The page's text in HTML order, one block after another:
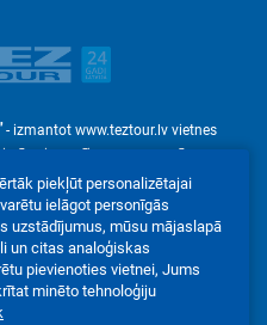
- izmantot www.teztour.lv vietnes
pēc pieprasījuma – ar uzņēmuma
"TEZ TOUR".
iela 2, Mārupe, Latvija LV-
, mob. +371 22304250)
piekļūt personalizētajai
ielāgot personīgās
uzstādījumus, mūsu mājaslapā
un citas analoģiskas
pievienoties vietnei, Jums
minēto tehnoloģiju